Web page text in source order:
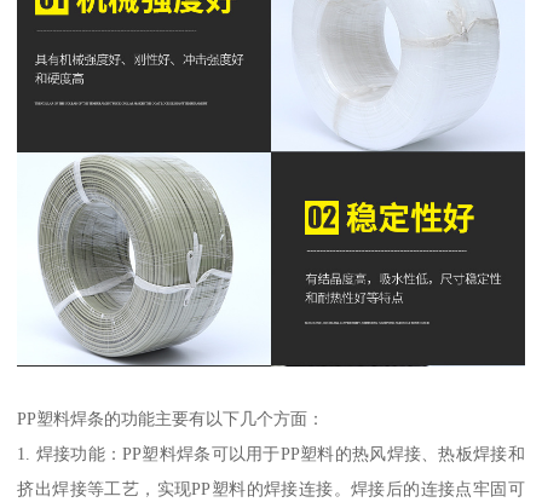
PP塑料焊条的功能主要有以下几个方面：
1. 焊接功能：PP塑料焊条可以用于PP塑料的热风焊接、热板焊接和
挤出焊接等工艺，实现PP塑料的焊接连接。焊接后的连接点牢固可